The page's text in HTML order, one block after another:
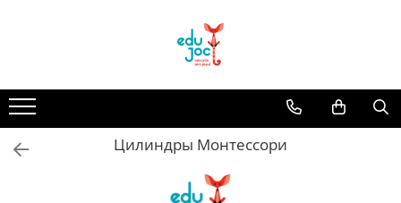
1-2 ani
3-4 ani
5-7 ani
Цилиндры Монтессори